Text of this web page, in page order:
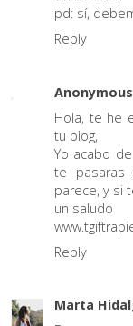
pd: sí,
Reply
Anonymous
Hola, te he
tu blog,
Yo acabo
te
parece, y si
un saludo
Reply
Marta